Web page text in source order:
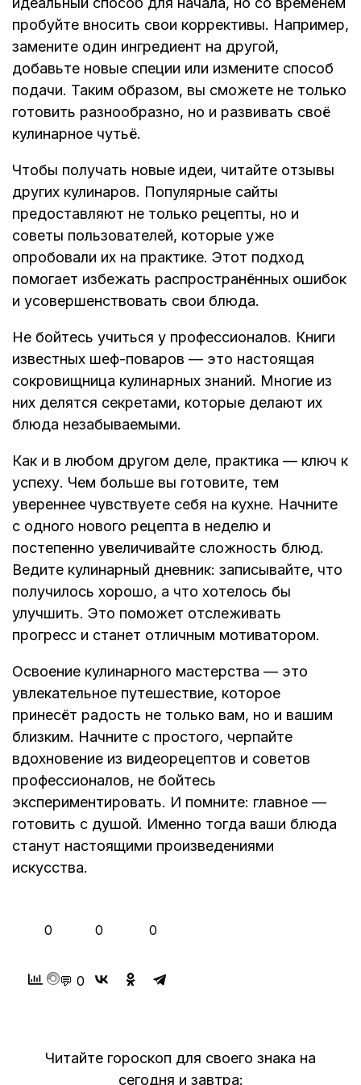
пробуйте вносить свои коррективы. Например,
замените один ингредиент на другой,
добавьте новые специи или измените способ
подачи. Таким образом, вы сможете не только
готовить разнообразно, но и развивать своё
кулинарное чутьё.
Чтобы получать новые идеи, читайте отзывы
других кулинаров. Популярные сайты
предоставляют не только рецепты, но и
советы пользователей, которые уже
опробовали их на практике. Этот подход
помогает избежать распространённых ошибок
и усовершенствовать свои блюда.
Не бойтесь учиться у профессионалов. Книги
известных шеф-поваров — это настоящая
сокровищница кулинарных знаний. Многие из
них делятся секретами, которые делают их
блюда незабываемыми.
Как и в любом другом деле, практика — ключ к
успеху. Чем больше вы готовите, тем
увереннее чувствуете себя на кухне. Начните
с одного нового рецепта в неделю и
постепенно увеличивайте сложность блюд.
Ведите кулинарный дневник: записывайте, что
получилось хорошо, а что хотелось бы
улучшить. Это поможет отслеживать
прогресс и станет отличным мотиватором.
Освоение кулинарного мастерства — это
увлекательное путешествие, которое
принесёт радость не только вам, но и вашим
близким. Начните с простого, черпайте
вдохновение из видеорецептов и советов
профессионалов, не бойтесь
экспериментировать. И помните: главное —
готовить с душой. Именно тогда ваши блюда
станут настоящими произведениями
искусства.
0 0 0
💬 0
Читайте гороскоп для своего знака на
сегодня и завтра: